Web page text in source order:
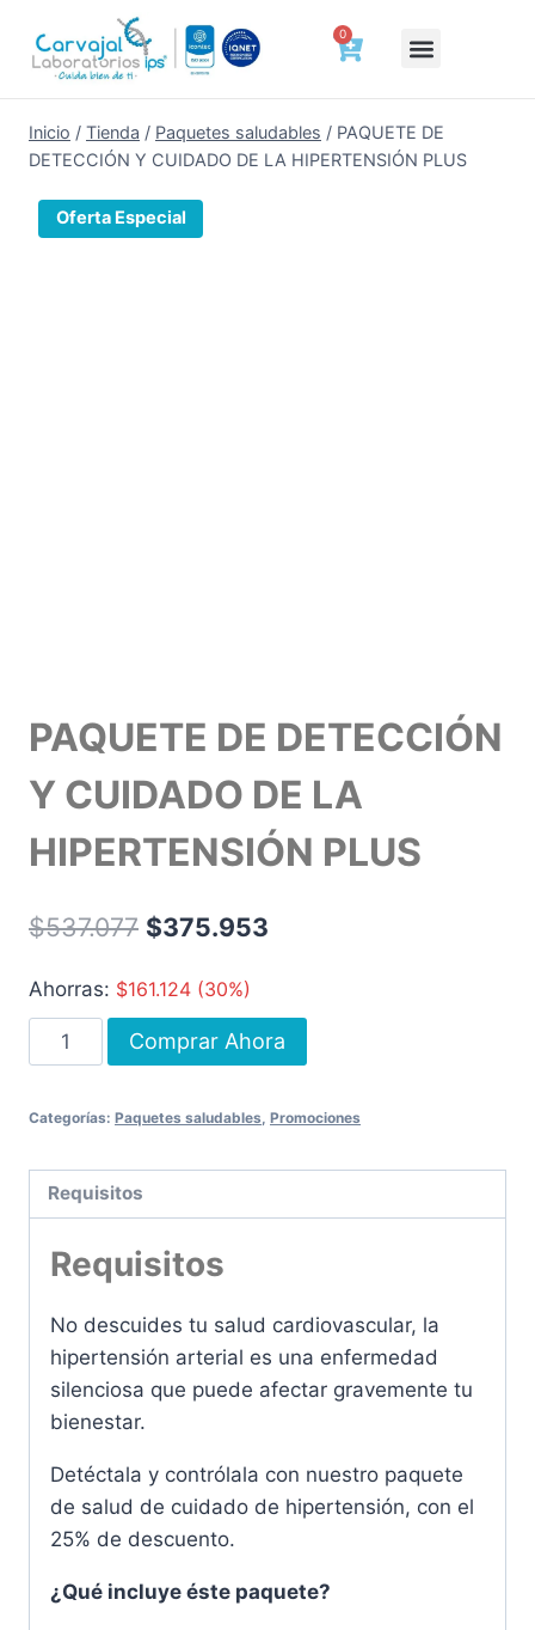
0
Inicio / Tienda / Paquetes saludables / PAQUETE DE
DETECCIÓN Y CUIDADO DE LA HIPERTENSIÓN PLUS
Oferta Especial
PAQUETE DE DETECCIÓN
Y CUIDADO DE LA
HIPERTENSIÓN PLUS
$537.077 $375.953
Ahorras: $161.124 (30%)
Comprar Ahora
Categorías: Paquetes saludables Promociones
Requisitos
Requisitos
No descuides tu salud cardiovascular, la
hipertensión arterial es una enfermedad
silenciosa que puede afectar gravemente tu
bienestar.
Detéctala y contrólala con nuestro paquete
de salud de cuidado de hipertensión, con el
25% de descuento.
¿Qué incluye éste paquete?